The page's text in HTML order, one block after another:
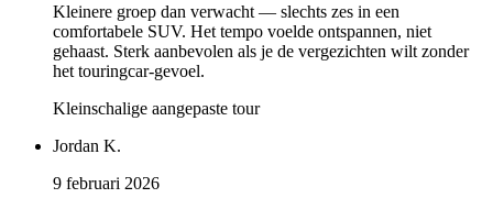
Kleinere groep dan verwacht — slechts zes in een
comfortabele SUV. Het tempo voelde ontspannen, niet
gehaast. Sterk aanbevolen als je de vergezichten wilt zonder
het touringcar-gevoel.
Kleinschalige aangepaste tour
Jordan K.
9 februari 2026